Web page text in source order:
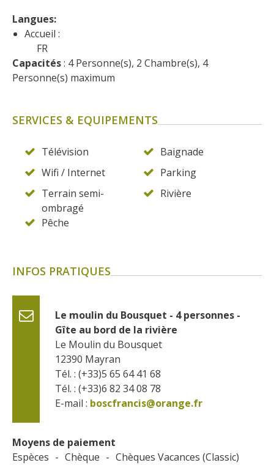
Langues:
Accueil :
FR
Capacités : 4 Personne(s), 2 Chambre(s), 4
Personne(s) maximum
SERVICES & EQUIPEMENTS
Télévision
Baignade
Wifi / Internet
Parking
Terrain semi-
ombragé
Rivière
Pêche
INFOS PRATIQUES
Le moulin du Bousquet - 4 personnes -
Gîte au bord de la rivière
Le Moulin du Bousquet
12390 Mayran
Tél. : (+33)5 65 64 41 68
Tél. : (+33)6 82 34 08 78
E-mail : boscfrancis@orange.fr
Moyens de paiement
Espèces - Chèque - Chèques Vacances (Classic)